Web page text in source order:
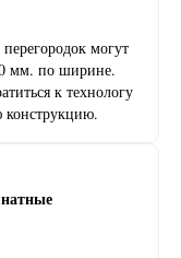
могут
мм. по ширине.
к технологу
конструкцию.